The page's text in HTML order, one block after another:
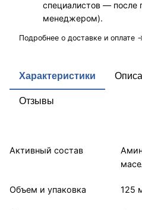
специалистов — после
менеджером).
Подробнее о доставке и оплате
Характеристики
Отзывы
Активный состав
Объем и упаковка 125